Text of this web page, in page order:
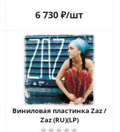
6 730 ₽/шт
Виниловая пластинка Zaz /
Zaz (RU)(LP)